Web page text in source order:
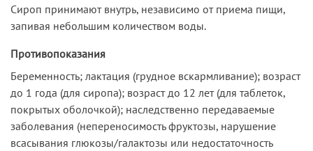
Сироп принимают внутрь, независимо от приема пищи,
запивая небольшим количеством воды.
Противопоказания
Беременность; лактация (грудное вскармливание); возраст
до 1 года (для сиропа); возраст до 12 лет (для таблеток,
покрытых оболочкой); наследственно передаваемые
заболевания (непереносимость фруктозы, нарушение
всасывания глюкозы/галактозы или недостаточность